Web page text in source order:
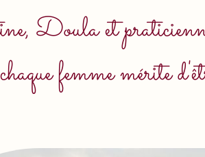
Doula et
femme mérite